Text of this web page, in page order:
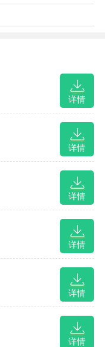
详情
详情
详情
详情
详情
详情